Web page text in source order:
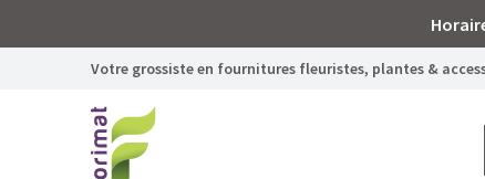
Votre grossiste en fournitures fleuristes, plantes &